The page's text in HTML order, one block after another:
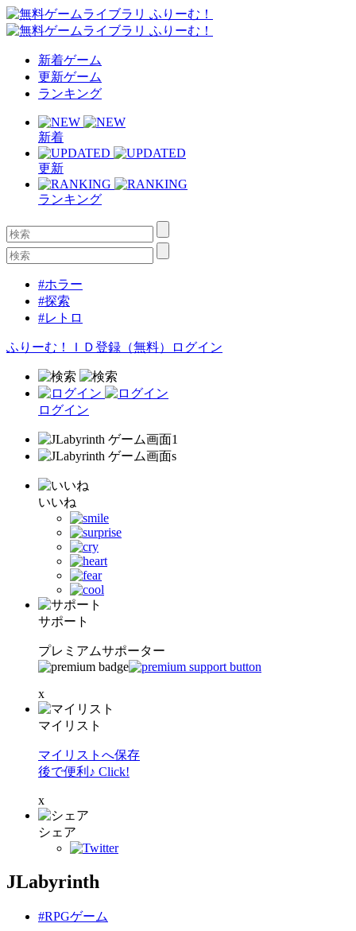
新着ゲーム
更新ゲーム
ランキング
新着
更新
ランキング
#ホラー
#探索
#レトロ
ふりーむ！ＩＤ登録（無料） ログイン
ログイン
いいね
サポート
プレミアムサポーター
x
マイリスト
マイリストへ保存
後で便利♪ Click!
x
シェア
JLabyrinth
#RPGゲーム